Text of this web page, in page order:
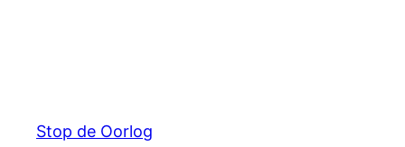
Stop de Oorlog